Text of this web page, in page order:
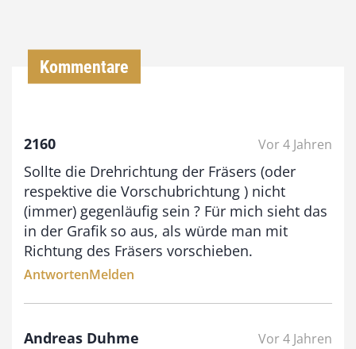
s
9
3
,
0
Kommentare
2160 Vor 4 Jahren
Sollte die Drehrichtung der Fräsers (oder
respektive die Vorschubrichtung ) nicht
(immer) gegenläufig sein ? Für mich sieht das
in der Grafik so aus, als würde man mit
Richtung des Fräsers vorschieben.
AntwortenMelden
Andreas Duhme Vor 4 Jahren